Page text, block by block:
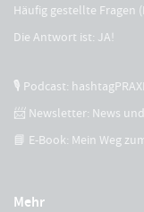
Häufig gestellte Fragen
Die Antwort ist: JA!
🎙 Podcast:
Mehr